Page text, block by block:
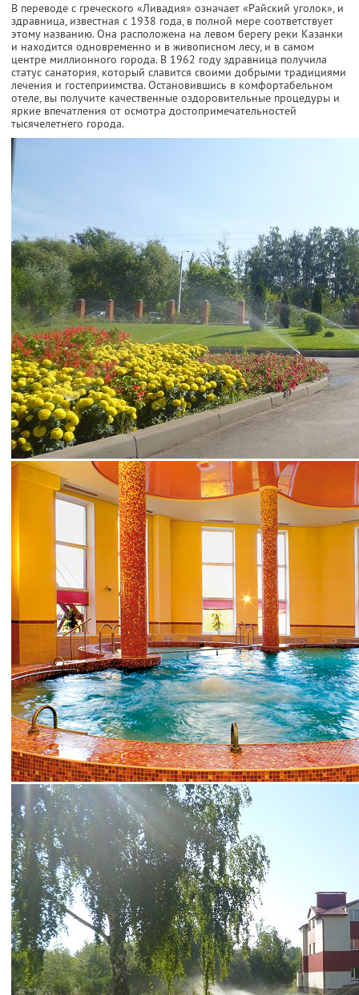
В переводе с греческого «Ливадия» означает «Райский уголок», и
здравница, известная с 1938 года, в полной мере соответствует
этому названию. Она расположена на левом берегу реки Казанки
и находится одновременно и в живописном лесу, и в самом
центре миллионного города. В 1962 году здравница получила
статус санатория, который славится своими добрыми традициями
лечения и гостеприимства. Остановившись в комфортабельном
отеле, вы получите качественные оздоровительные процедуры и
яркие впечатления от осмотра достопримечательностей
тысячелетнего города.